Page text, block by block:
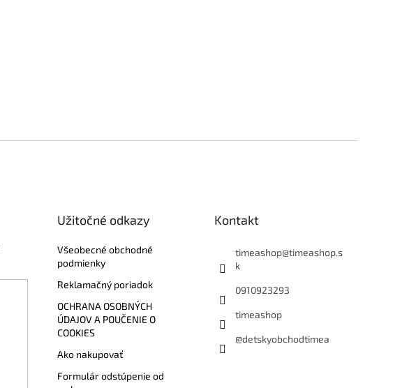
Užitočné odkazy
Všeobecné obchodné
podmienky
Reklamačný poriadok
OCHRANA OSOBNÝCH
ÚDAJOV A POUČENIE O
COOKIES
Ako nakupovať
Formulár odstúpenie od
Kontakt
timeashop@timeashop.s
k
0910923293
timeashop
@detskyobchodtimea